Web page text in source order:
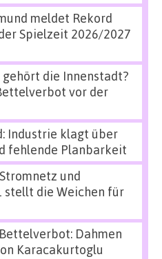
meldet Rekord
Spielzeit 2026/2027
gehört die Innenstadt?
vor der
Industrie klagt über
fehlende Planbarkeit
und
stellt die Weichen für
Dahmen
Karacakurtoglu